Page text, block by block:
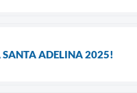
SANTA ADELINA 2025!